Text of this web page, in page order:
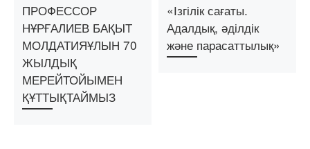
ПРОФЕССОР
НҰРҒАЛИЕВ БАҚЫТ
МОЛДАТИЯҰЛЫН 70
ЖЫЛДЫҚ
МЕРЕЙТОЙЫМЕН
ҚҰТТЫҚТАЙМЫЗ
«Ізгілік сағаты.
Адалдық, әділдік
және парасаттылық»